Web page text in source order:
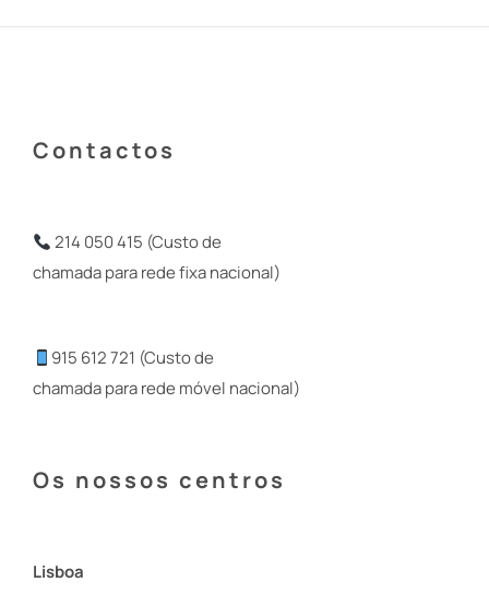
Contactos
214 050 415 (Custo de
chamada para rede fixa nacional)
915 612 721 (Custo de
chamada para rede móvel nacional)
Os nossos centros
Lisboa